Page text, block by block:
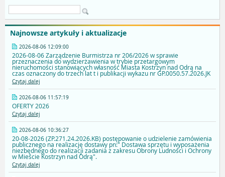
Najnowsze artykuły i aktualizacje
2026-08-06 12:09:00
2026-08-06 Zarządzenie Burmistrza nr 206/2026 w sprawie
przeznaczenia do wydzierżawienia w trybie przetargowym
nieruchomości stanowiących własność Miasta Kostrzyn nad Odrą na
czas oznaczony do trzech lat t i publikacji wykazu nr GP.0050.57.2026.JK
Czytaj dalej
2026-08-06 11:57:19
OFERTY 2026
Czytaj dalej
2026-08-06 10:36:27
20-08-2026 (ZP.271.24.2026.KB) postępowanie o udzielenie zamówienia
publicznego na realizację dostawy pn:" Dostawa sprzętu i wyposażenia
niezbędnego do realizacji zadania z zakresu Obrony Ludności i Ochrony
w Mieście Kostrzyn nad Odrą".
Czytaj dalej